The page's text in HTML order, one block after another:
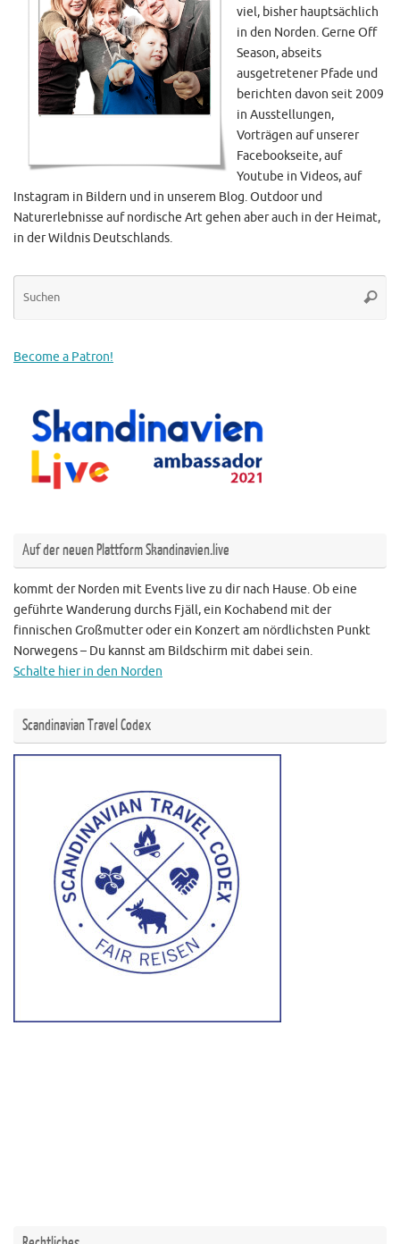
viel, bisher hauptsächlich
in den Norden. Gerne Off
Season, abseits
ausgetretener Pfade und
berichten davon seit 2009
in Ausstellungen,
Vorträgen auf unserer
Facebookseite, auf
Youtube in Videos, auf
Instagram in Bildern und in unserem Blog. Outdoor und
Naturerlebnisse auf nordische Art gehen aber auch in der Heimat,
in der Wildnis Deutschlands.
Become a Patron!
Auf der neuen Plattform Skandinavien.live
kommt der Norden mit Events live zu dir nach Hause. Ob eine
geführte Wanderung durchs Fjäll, ein Kochabend mit der
finnischen Großmutter oder ein Konzert am nördlichsten Punkt
Norwegens – Du kannst am Bildschirm mit dabei sein.
Schalte hier in den Norden
Scandinavian Travel Codex